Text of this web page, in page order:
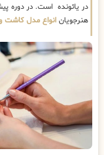
در یائونده است. در دوره
هنرجویان انواع مدل کاشت